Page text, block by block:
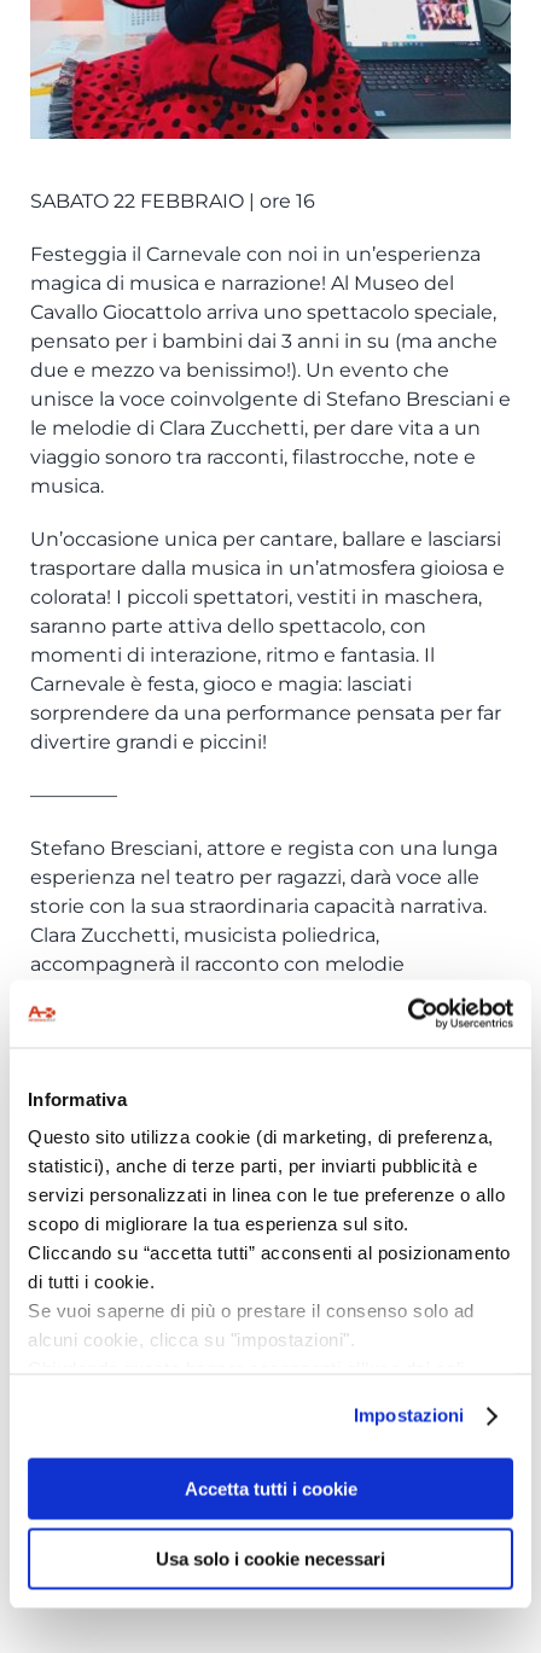
Informativa
Questo sito utilizza cookie (di marketing, di preferenza,
statistici), anche di terze parti, per inviarti pubblicità e
servizi personalizzati in linea con le tue preferenze o allo
scopo di migliorare la tua esperienza sul sito.
Cliccando su “accetta tutti” acconsenti al posizionamento
di tutti i cookie.
Se vuoi saperne di più o prestare il consenso solo ad
alcuni cookie, clicca su "impostazioni".
Privacy policy
Impostazioni
Accetta tutti i cookie
Usa solo i cookie necessari
EVENTI
ITALIANO
SABATO 22 FEBBRAIO | ore 16
Festeggia il Carnevale con noi in un’esperienza
magica di musica e narrazione! Al Museo del
Cavallo Giocattolo arriva uno spettacolo speciale,
pensato per i bambini dai 3 anni in su (ma anche
due e mezzo va benissimo!). Un evento che
unisce la voce coinvolgente di Stefano Bresciani e
le melodie di Clara Zucchetti, per dare vita a un
viaggio sonoro tra racconti, filastrocche, note e
musica.
Un’occasione unica per cantare, ballare e lasciarsi
trasportare dalla musica in un’atmosfera gioiosa e
colorata! I piccoli spettatori, vestiti in maschera,
saranno parte attiva dello spettacolo, con
momenti di interazione, ritmo e fantasia. Il
Carnevale è festa, gioco e magia: lasciati
sorprendere da una performance pensata per far
divertire grandi e piccini!
————–
Stefano Bresciani, attore e regista con una lunga
esperienza nel teatro per ragazzi, darà voce alle
storie con la sua straordinaria capacità narrativa.
Clara Zucchetti, musicista poliedrica,
accompagnerà il racconto con melodie
incantevoli e ritmi coinvolgenti, rendendo ogni
momento ancora più speciale.
💰 Costo: 5 euro
👶 Attività per bambini dai 3 agli 8 anni
🎭 Vi aspettiamo tutti in maschera!
🎯Prenotazione obbligatoria su Eventbrite:
https://shorturl.at/jMhc5
CONDIVIDI SUL TUO SOCIAL
PREFERITO!